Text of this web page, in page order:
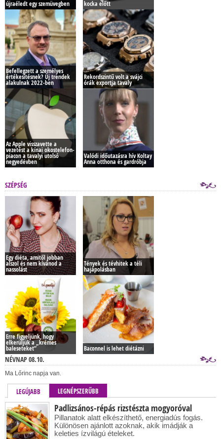
újraéledt egy szemüvegben kocka előtt
Befellegzett a személyes
értékesítésnek? Új trendek
alakulnak 2022-ben
Rekordszintű volt a svájci
órák exportja tavaly
Az Apple visszavette a
vezetést a kínai okostelefon-
piacon a tavalyi utolsó
negyedévben
Valódi időutazásra hív Koltay
Anna otthona és gardróbja
SZÉPSÉG
Egy diéta, amitől jobban
alszol és nem kívánod a
nassolást
Tények és tévhitek a téli
hajápolásban
Erre figyeljünk, hogy
elkerüljük a „krémes
baleseteket” Baconnel is lehet diétázni
NÉVNAP 08.10.
Ma Lőrinc napja van.
LEGÚJABB LEGNÉPSZERŰBB
Padlizsános-répás rizstészta mogyoróval
Pillanatok alatt elkészíthető, energiadús fogás.
Különösen ajánlott azoknak, akik imádják a
keleties ízvilágú ételeket.